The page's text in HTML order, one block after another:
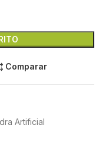
Comparar
Artificial